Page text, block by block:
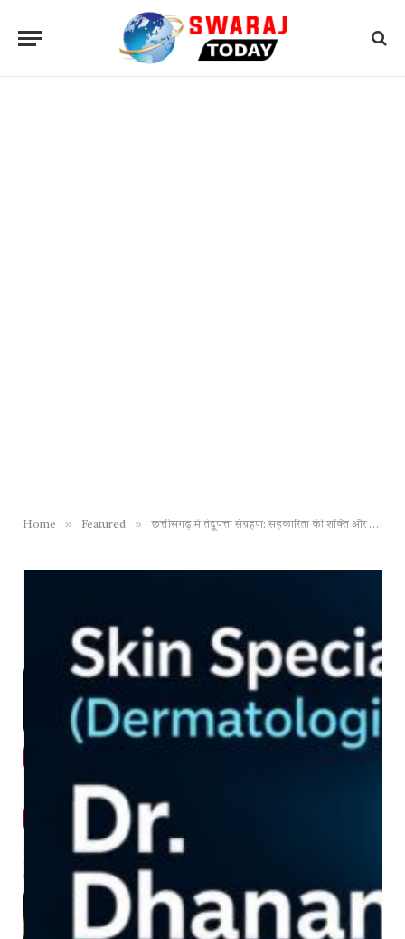
Home » Featured » छत्तीसगढ़ में तेंदूपत्ता संग्रहण: सहकारिता की शक्ति और सहकार भारती की पहल से बदल रही आदिवासी आजीविका की तस्वीर